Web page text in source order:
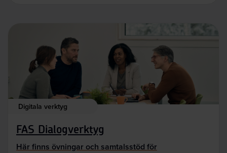
Digitala verktyg
FAS Dialogverktyg
Här finns övningar och samtalsstöd för